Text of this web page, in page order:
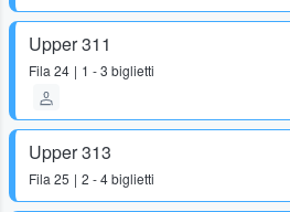
Upper 311
Fila 24 1 - 3 biglietti
Upper 313
Fila 25 2 - 4 biglietti